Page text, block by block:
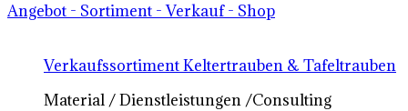
Angebot - Sortiment - Verkauf - Shop
Verkaufssortiment Keltertrauben & Tafeltrauben
Material / Dienstleistungen /Consulting